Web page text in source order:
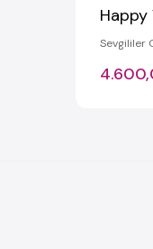
Sevgililer